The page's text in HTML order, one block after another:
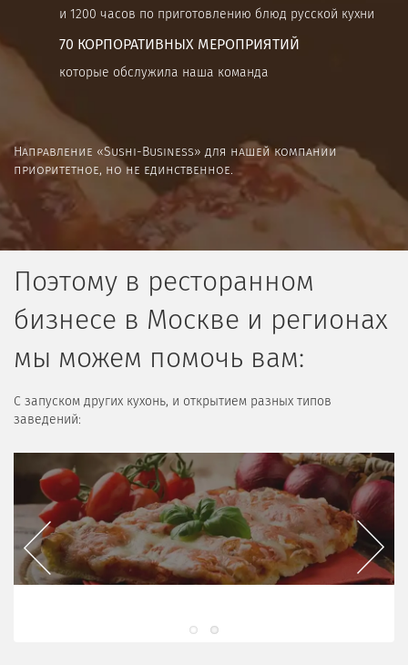
и 1200 часов по приготовлению блюд русской кухни
70 КОРПОРАТИВНЫХ МЕРОПРИЯТИЙ
которые обслужила наша команда
Направление «Sushi-Business» для нашей компании
приоритетное, но не единственное.
Поэтому в ресторанном
бизнесе в Москве и регионах
мы можем помочь вам:
С запуском других кухонь, и открытием разных типов
заведений:
Previous Next